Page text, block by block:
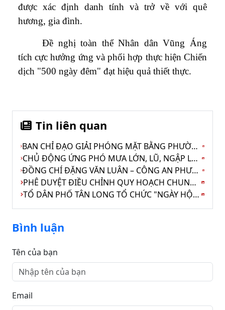
được xác định danh tính và trở về với quê
hương, gia đình.
Đề nghị toàn thể Nhân dân Vũng Áng
tích cực hưởng ứng và phối hợp thực hiện Chiến
dịch "500 ngày đêm" đạt hiệu quả thiết thực.
Tin liên quan
BAN CHỈ ĐẠO GIẢI PHÓNG MẶT BẰNG PHƯỜNG VŨNG ÁNG TỔ CHỨC HỘI NGHỊ GIAO BAN ĐỂ TRIỂN KHAI NHIỆM VỤ TRONG THỜI GIAN TỚI.
CHỦ ĐỘNG ỨNG PHÓ MƯA LỚN, LŨ, NGẬP LỤT, LŨ QUÉT, SẠT LỞ ĐẤT, LỐC, SÉT, MƯA ĐÁ, GIÔNG, LỐC XOÁY, GIÓ GIẬT MẠNH
ĐỒNG CHÍ ĐẶNG VĂN LUÂN – CÔNG AN PHƯỜNG VŨNG ÁNG ĐẠT GIẢI B - CUỘC THI CHÍNH LUẬN VỀ BẢO VỆ NỀN TẢNG TƯ TƯỞNG CỦA ĐẢNG.
PHÊ DUYỆT ĐIỀU CHỈNH QUY HOẠCH CHUNG KHU KINH TẾ VŨNG ÁNG ĐẾN NĂM 2050
TỔ DÂN PHỐ TÂN LONG TỔ CHỨC "NGÀY HỘI TOÀN DÂN BẢO VỆ AN NINH TỔ QUỐC" NĂM 2026
Bình luận
Tên của bạn
Email